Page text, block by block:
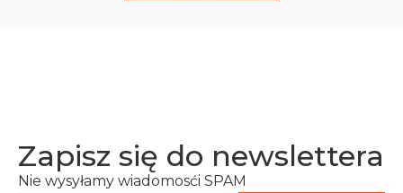
Zapisz się do newslettera
Nie wysyłamy wiadomosći SPAM